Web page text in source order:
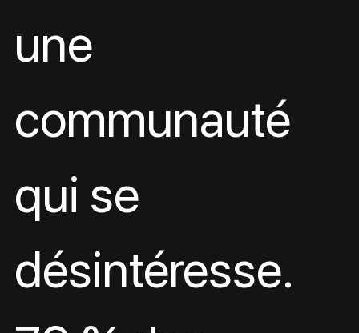
une
communauté
qui se
désintéresse.